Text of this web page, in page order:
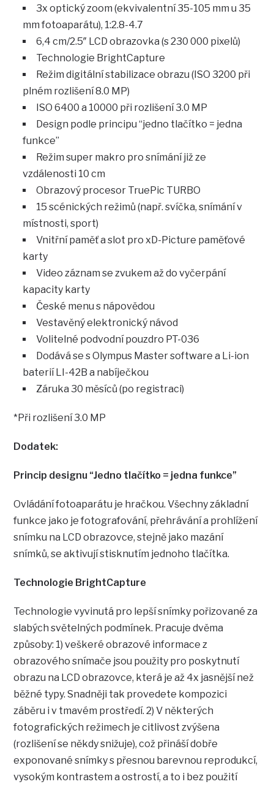
3x optický zoom (ekvivalentní 35-105 mm u 35
mm fotoaparátu), 1:2.8-4.7
6,4 cm/2.5″ LCD obrazovka (s 230 000 pixelů)
Technologie BrightCapture
Režim digitální stabilizace obrazu (ISO 3200 při
plném rozlišení 8.0 MP)
ISO 6400 a 10000 při rozlišení 3.0 MP
Design podle principu “jedno tlačítko = jedna
funkce”
Režim super makro pro snímání již ze
vzdálenosti 10 cm
Obrazový procesor TruePic TURBO
15 scénických režimů (např. svíčka, snímání v
místnosti, sport)
Vnitřní paměť a slot pro xD-Picture paměťové
karty
Video záznam se zvukem až do vyčerpání
kapacity karty
České menu s nápovědou
Vestavěný elektronický návod
Volitelné podvodní pouzdro PT-036
Dodává se s Olympus Master software a Li-ion
baterií LI-42B a nabíječkou
Záruka 30 měsíců (po registraci)
*Při rozlišení 3.0 MP
Dodatek:
Princip designu “Jedno tlačítko = jedna funkce”
Ovládání fotoaparátu je hračkou. Všechny základní
funkce jako je fotografování, přehrávání a prohlížení
snímku na LCD obrazovce, stejně jako mazání
snímků, se aktivují stisknutím jednoho tlačítka.
Technologie BrightCapture
Technologie vyvinutá pro lepší snímky pořizované za
slabých světelných podmínek. Pracuje dvěma
způsoby: 1) veškeré obrazové informace z
obrazového snímače jsou použity pro poskytnutí
obrazu na LCD obrazovce, která je až 4x jasnější než
běžné typy. Snadněji tak provedete kompozici
záběru i v tmavém prostředí. 2) V některých
fotografických režimech je citlivost zvýšena
(rozlišení se někdy snižuje), což přináší dobře
exponované snímky s přesnou barevnou reprodukcí,
vysokým kontrastem a ostrostí, a to i bez použití